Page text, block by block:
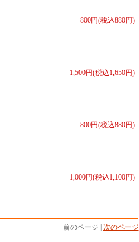
800円(税込880円)
1,500円(税込1,650円)
800円(税込880円)
1,000円(税込1,100円)
前のページ | 次のページ